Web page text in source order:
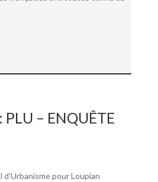
– ENQUÊTE
d’Urbanisme pour Loupian